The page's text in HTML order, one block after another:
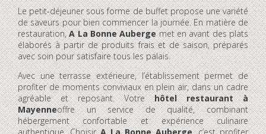
Le petit-déjeuner sous forme de buffet propose une variété
de saveurs pour bien commencer la journée. En matière de
restauration,A La Bonne Aubergemet en avant des plats
élaborés à partir de produits frais et de saison, préparés
avec soin pour satisfaire tous les palais.
Avec une terrasse extérieure, l’établissement permet de
profiter de moments conviviaux en plein air, dans un cadre
agréable et reposant. Votrehôtel restaurant à
Mayenneoffre un service de qualité, combinant
hébergement confortable et expérience culinaire